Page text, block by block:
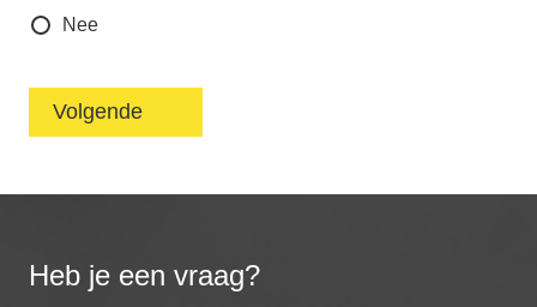
Nee
Heb je een vraag?